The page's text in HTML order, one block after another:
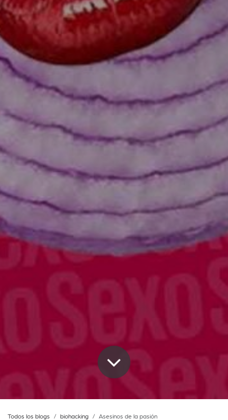
Todos los blogs biohacking Asesinos de la pasión